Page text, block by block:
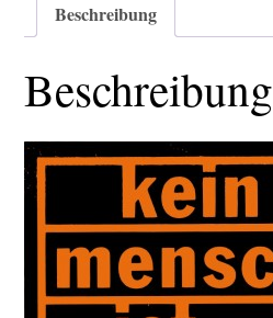
Beschreibung
Beschreibung